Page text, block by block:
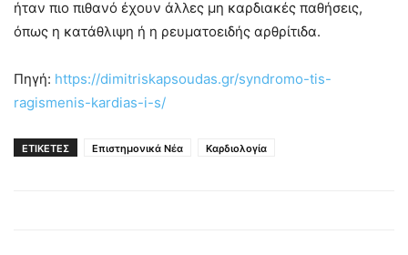
ήταν πιο πιθανό έχουν άλλες μη καρδιακές παθήσεις,
όπως η κατάθλιψη ή η ρευματοειδής αρθρίτιδα.
Πηγή: https://dimitriskapsoudas.gr/syndromo-tis-
ragismenis-kardias-i-s/
ΕΤΙΚΕΤΕΣ Επιστημονικά Νέα Καρδιολογία